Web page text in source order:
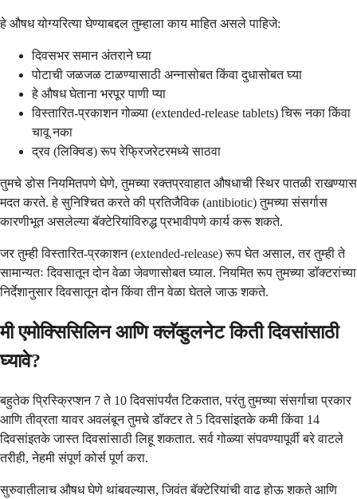
हे औषध योग्यरित्या घेण्याबद्दल तुम्हाला काय माहित असले पाहिजे:
दिवसभर समान अंतराने घ्या
पोटाची जळजळ टाळण्यासाठी अन्नासोबत किंवा दुधासोबत घ्या
हे औषध घेताना भरपूर पाणी प्या
विस्तारित-प्रकाशन गोळ्या (extended-release tablets) चिरू नका किंवा
चावू नका
द्रव (लिक्विड) रूप रेफ्रिजरेटरमध्ये साठवा
तुमचे डोस नियमितपणे घेणे, तुमच्या रक्तप्रवाहात औषधाची स्थिर पातळी राखण्यास
मदत करते. हे सुनिश्चित करते की प्रतिजैविक (antibiotic) तुमच्या संसर्गास
कारणीभूत असलेल्या बॅक्टेरियांविरुद्ध प्रभावीपणे कार्य करू शकते.
जर तुम्ही विस्तारित-प्रकाशन (extended-release) रूप घेत असाल, तर तुम्ही ते
सामान्यतः दिवसातून दोन वेळा जेवणासोबत घ्याल. नियमित रूप तुमच्या डॉक्टरांच्या
निर्देशानुसार दिवसातून दोन किंवा तीन वेळा घेतले जाऊ शकते.
मी एमोक्सिसिलिन आणि क्लॅव्हुलनेट किती दिवसांसाठी
घ्यावे?
बहुतेक प्रिस्क्रिप्शन 7 ते 10 दिवसांपर्यंत टिकतात, परंतु तुमच्या संसर्गाचा प्रकार
आणि तीव्रता यावर अवलंबून तुमचे डॉक्टर ते 5 दिवसांइतके कमी किंवा 14
दिवसांइतके जास्त दिवसांसाठी लिहू शकतात. सर्व गोळ्या संपवण्यापूर्वी बरे वाटले
तरीही, नेहमी संपूर्ण कोर्स पूर्ण करा.
सुरुवातीलाच औषध घेणे थांबवल्यास, जिवंत बॅक्टेरियांची वाढ होऊ शकते आणि